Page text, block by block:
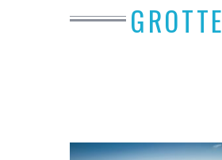
GROTTE